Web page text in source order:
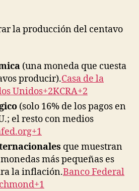
la producción del centavo
(una moneda que cuesta
producir).Casa de la
Unidos+2KCRA+2
(solo 16% de los pagos en
el resto con medios
que muestran
más pequeñas es
la inflación.Banco Federal